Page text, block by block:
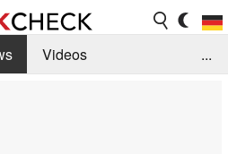
Videos
...